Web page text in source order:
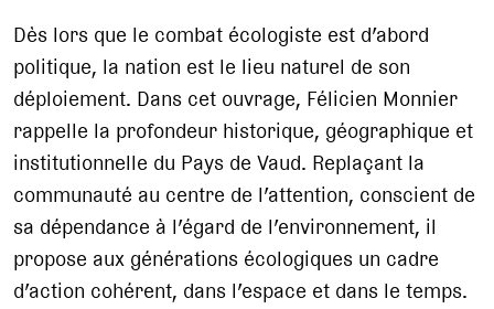
Dès lors que le combat écologiste est d’abord
politique, la nation est le lieu naturel de son
déploiement. Dans cet ouvrage, Félicien Monnier
rappelle la profondeur historique, géographique et
institutionnelle du Pays de Vaud. Replaçant la
communauté au centre de l’attention, conscient de
sa dépendance à l’égard de l’environnement, il
propose aux générations écologiques un cadre
d’action cohérent, dans l’espace et dans le temps.